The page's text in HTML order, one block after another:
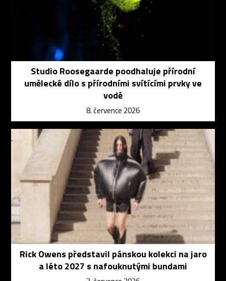
Studio Roosegaarde poodhaluje přírodní
umělecké dílo s přírodními svítícími prvky ve
vodě
8. července 2026
Rick Owens představil pánskou kolekci na jaro
a léto 2027 s nafouknutými bundami